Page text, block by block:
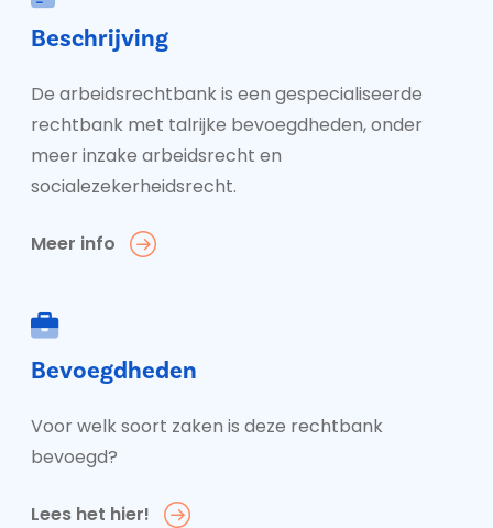
Beschrijving
De arbeidsrechtbank is een gespecialiseerde
rechtbank met talrijke bevoegdheden, onder
meer inzake arbeidsrecht en
socialezekerheidsrecht.
Meer info
Bevoegdheden
Voor welk soort zaken is deze rechtbank
bevoegd?
Lees het hier!